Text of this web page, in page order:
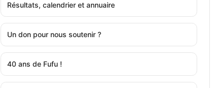
Résultats, calendrier et annuaire
Un don pour nous soutenir ?
40 ans de Fufu !